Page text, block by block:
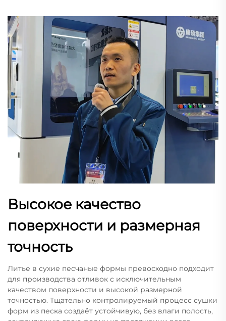
Высокое качество
поверхности и размерная
точность
Литье в сухие песчаные формы превосходно подходит
для производства отливок с исключительным
качеством поверхности и высокой размерной
точностью. Тщательно контролируемый процесс сушки
форм из песка создаёт устойчивую, без влаги полость,